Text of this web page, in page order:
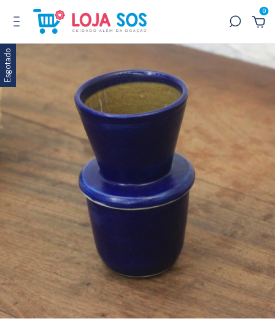
0
Esgotado